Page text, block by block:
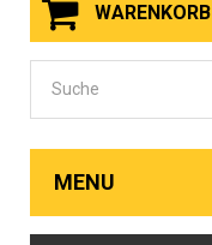
WARENKORB
MENU